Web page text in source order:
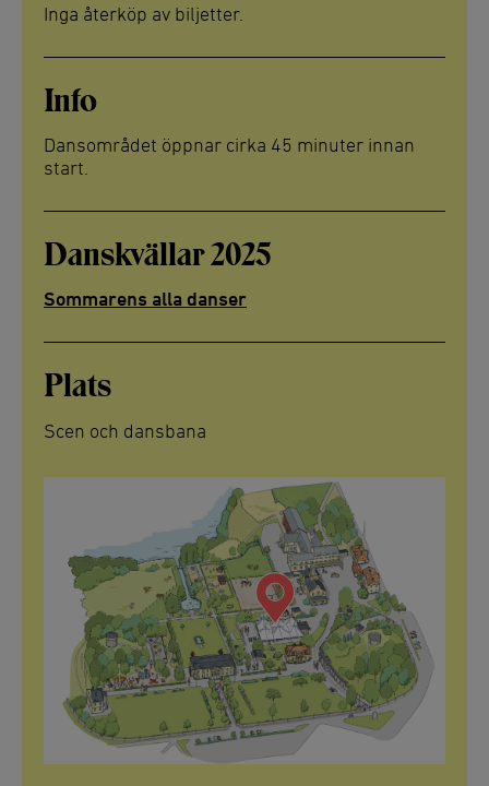
Inga återköp av biljetter.
Info
Dansområdet öppnar cirka 45 minuter innan
start.
Danskvällar 2025
Sommarens alla danser
Plats
Scen och dansbana